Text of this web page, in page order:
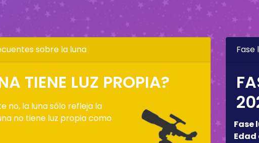
sobre la luna
TIENE LUZ PROPIA?
no, la luna sólo refleja la
no tiene luz propia como
Fase
Fase
Edad